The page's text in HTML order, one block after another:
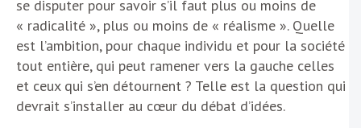
se disputer pour savoir s’il faut plus ou moins de
« radicalité », plus ou moins de « réalisme ». Quelle
est l’ambition, pour chaque individu et pour la société
tout entière, qui peut ramener vers la gauche celles
et ceux qui s’en détournent ? Telle est la question qui
devrait s’installer au cœur du débat d’idées.